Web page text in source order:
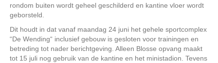
rondom buiten wordt geheel geschilderd en kantine vloer wordt
geborsteld.
Dit houdt in dat vanaf maandag 24 juni het gehele sportcomplex
“De Wending“ inclusief gebouw is gesloten voor trainingen en
betreding tot nader berichtgeving. Alleen Blosse opvang maakt
tot 15 juli nog gebruik van de kantine en het ministadion. Tevens